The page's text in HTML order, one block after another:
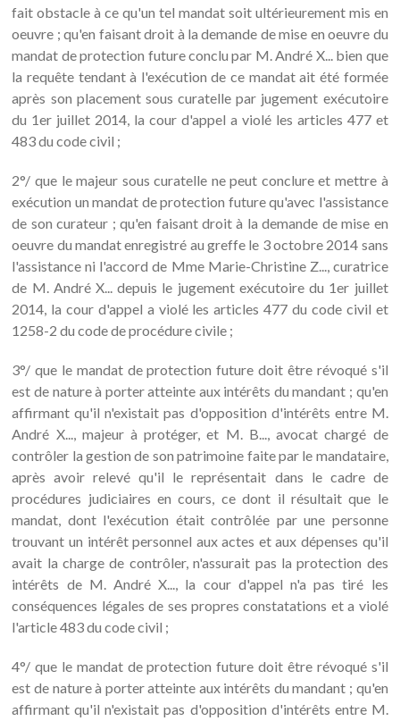
fait obstacle à ce qu'un tel mandat soit ultérieurement mis en
oeuvre ; qu'en faisant droit à la demande de mise en oeuvre du
mandat de protection future conclu par M. André X... bien que
la requête tendant à l'exécution de ce mandat ait été formée
après son placement sous curatelle par jugement exécutoire
du 1er juillet 2014, la cour d'appel a violé les articles 477 et
483 du code civil ;
2°/ que le majeur sous curatelle ne peut conclure et mettre à
exécution un mandat de protection future qu'avec l'assistance
de son curateur ; qu'en faisant droit à la demande de mise en
oeuvre du mandat enregistré au greffe le 3 octobre 2014 sans
l'assistance ni l'accord de Mme Marie-Christine Z..., curatrice
de M. André X... depuis le jugement exécutoire du 1er juillet
2014, la cour d'appel a violé les articles 477 du code civil et
1258-2 du code de procédure civile ;
3°/ que le mandat de protection future doit être révoqué s'il
est de nature à porter atteinte aux intérêts du mandant ; qu'en
affirmant qu'il n'existait pas d'opposition d'intérêts entre M.
André X..., majeur à protéger, et M. B..., avocat chargé de
contrôler la gestion de son patrimoine faite par le mandataire,
après avoir relevé qu'il le représentait dans le cadre de
procédures judiciaires en cours, ce dont il résultait que le
mandat, dont l'exécution était contrôlée par une personne
trouvant un intérêt personnel aux actes et aux dépenses qu'il
avait la charge de contrôler, n'assurait pas la protection des
intérêts de M. André X..., la cour d'appel n'a pas tiré les
conséquences légales de ses propres constatations et a violé
l'article 483 du code civil ;
4°/ que le mandat de protection future doit être révoqué s'il
est de nature à porter atteinte aux intérêts du mandant ; qu'en
affirmant qu'il n'existait pas d'opposition d'intérêts entre M.